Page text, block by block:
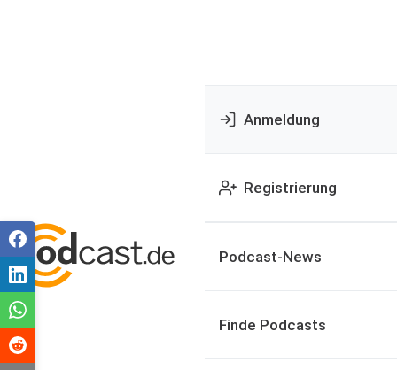
Anmeldung
Registrierung
Podcast-News
Finde Podcasts